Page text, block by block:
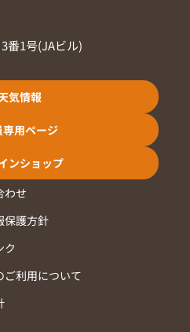
番1号(JAビル)
気情報
用ページ
ンショップ
わせ
保護方針
ク
ご利用について